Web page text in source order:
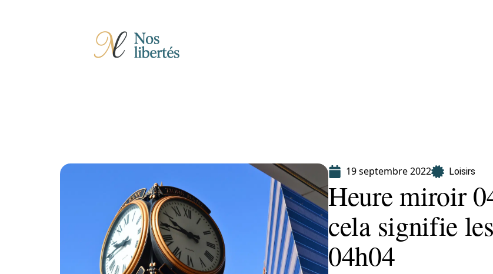
19 septembre 2022 Loisirs
Heure miroir
cela signifie
04h04